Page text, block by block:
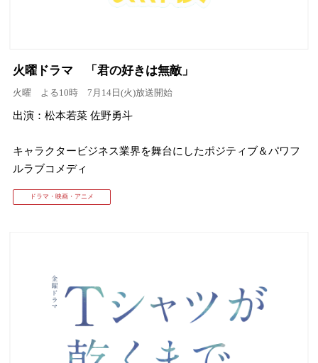
火曜ドラマ 「君の好きは無敵」
火曜 よる10時 7月14日(火)放送開始
出演：松本若菜 佐野勇斗
キャラクタービジネス業界を舞台にしたポジティブ＆パワフ
ルラブコメディ
ドラマ・映画・アニメ